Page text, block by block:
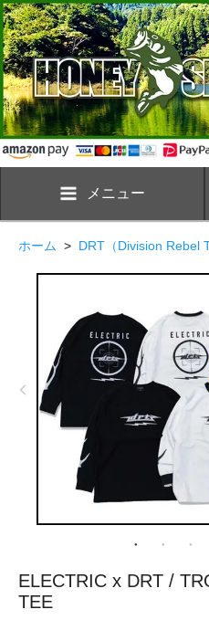
メニュー
ホーム > DRT（Division Rebel
ELECTRIC x DRT /
TEE